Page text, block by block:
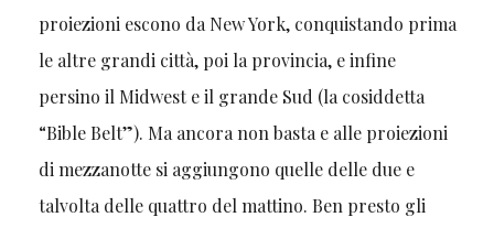
proiezioni escono da New York, conquistando prima
le altre grandi città, poi la provincia, e infine
persino il Midwest e il grande Sud (la cosiddetta
“Bible Belt”). Ma ancora non basta e alle proiezioni
di mezzanotte si aggiungono quelle delle due e
talvolta delle quattro del mattino. Ben presto gli